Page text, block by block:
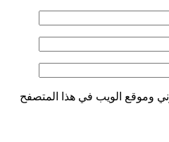
وموقع الويب في هذا المتصفح